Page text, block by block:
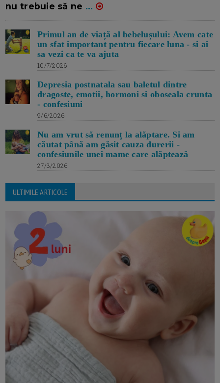
nu trebuie să ne ...
Primul an de viață al bebelușului: Avem cate
un sfat important pentru fiecare luna - si ai
sa vezi ca te va ajuta
10/7/2026
Depresia postnatala sau baletul dintre
dragoste, emotii, hormoni si oboseala crunta
- confesiuni
9/6/2026
Nu am vrut să renunț la alăptare. Si am
căutat până am găsit cauza durerii -
confesiunile unei mame care alăptează
27/3/2026
ULTIMILE ARTICOLE